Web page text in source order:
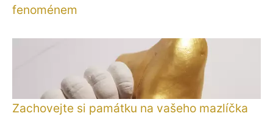
fenoménem
Zachovejte si památku na vašeho mazlíčka